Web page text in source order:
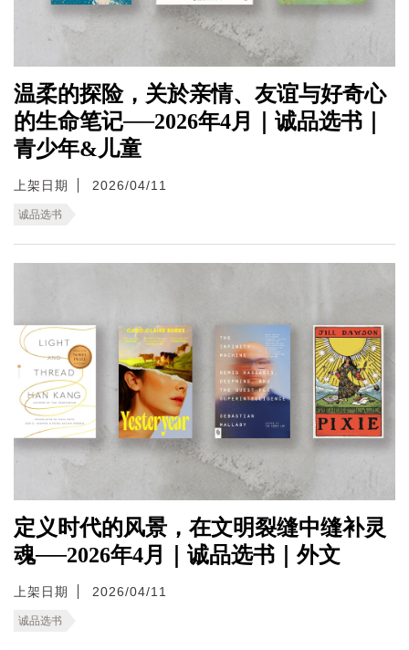
温柔的探险，关於亲情、友谊与好奇心
的生命笔记──2026年4月｜诚品选书｜
青少年&儿童
上架日期 2026/04/11
诚品选书
定义时代的风景，在文明裂缝中缝补灵
魂──2026年4月｜诚品选书｜外文
上架日期 2026/04/11
诚品选书